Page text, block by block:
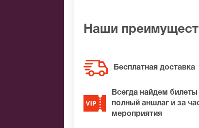
BitCoin
удалось найти нужные билеты
Вам лучшие места по доступной
Наши
Бесплатная доставка
Всегда найдем билеты
полный аншлаг и за
мероприятия